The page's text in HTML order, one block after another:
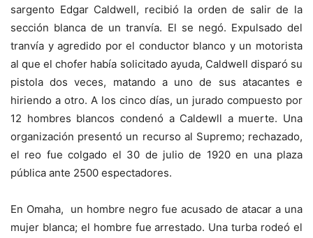
sargento Edgar Caldwell, recibió la orden de salir de la
sección blanca de un tranvía. El se negó. Expulsado del
tranvía y agredido por el conductor blanco y un motorista
al que el chofer había solicitado ayuda, Caldwell disparó su
pistola dos veces, matando a uno de sus atacantes e
hiriendo a otro. A los cinco días, un jurado compuesto por
12 hombres blancos condenó a Caldewll a muerte. Una
organización presentó un recurso al Supremo; rechazado,
el reo fue colgado el 30 de julio de 1920 en una plaza
pública ante 2500 espectadores.
En Omaha, un hombre negro fue acusado de atacar a una
mujer blanca; el hombre fue arrestado. Una turba rodeó el